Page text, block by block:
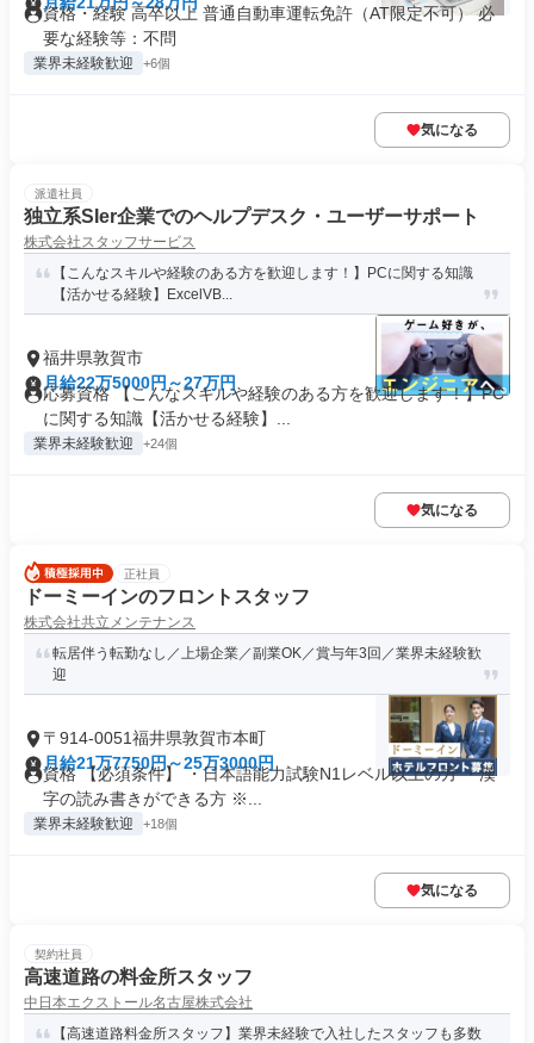
資格・経験 高卒以上 普通自動車運転免許（AT限定不可） 必
要な経験等：不問
業界未経験歓迎 +6個
気になる
派遣社員
独立系SIer企業でのヘルプデスク・ユーザーサポート
株式会社スタッフサービス
【こんなスキルや経験のある方を歓迎します！】PCに関する知識
【活かせる経験】ExcelVB...
福井県敦賀市
月給22万5000円～27万円
応募資格 【こんなスキルや経験のある方を歓迎します！】PC
に関する知識【活かせる経験】...
業界未経験歓迎 +24個
気になる
正社員
ドーミーインのフロントスタッフ
株式会社共立メンテナンス
転居伴う転勤なし／上場企業／副業OK／賞与年3回／業界未経験歓
迎
〒914-0051福井県敦賀市本町
月給21万7750円～25万3000円
資格 【必須条件】 ・日本語能力試験N1レベル以上の方 ・漢
字の読み書きができる方 ※...
業界未経験歓迎 +18個
気になる
契約社員
高速道路の料金所スタッフ
中日本エクストール名古屋株式会社
【高速道路料金所スタッフ】業界未経験で入社したスタッフも多数